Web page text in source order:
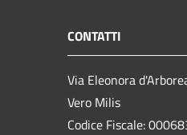
CONTATTI
Via Eleonora
Vero Milis
Codice Fiscale: